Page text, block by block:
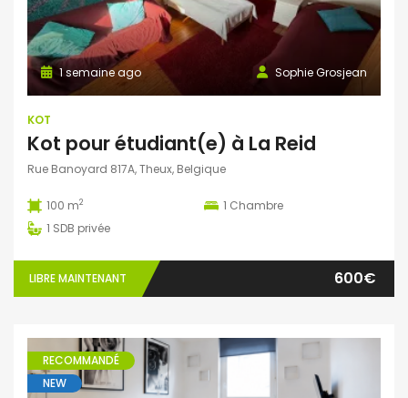
Sophie Grosjean
1 semaine ago
KOT
Kot pour étudiant(e) à La Reid
Rue Banoyard 817A, Theux, Belgique
100 m2 1 Chambre
1 SDB privée
LIBRE MAINTENANT 600€
RECOMMANDÉ
NEW